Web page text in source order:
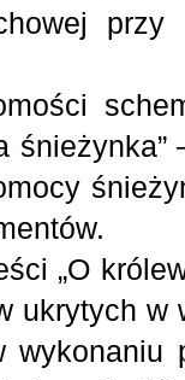
przy
„O
ukrytych w
wykonaniu